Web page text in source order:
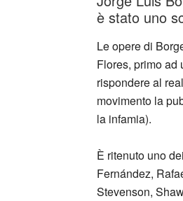
è stato uno
Le opere di
Flores, primo ad
rispondere al
movimento la
la infamia).
È ritenuto uno
Fernández,
Stevenson,